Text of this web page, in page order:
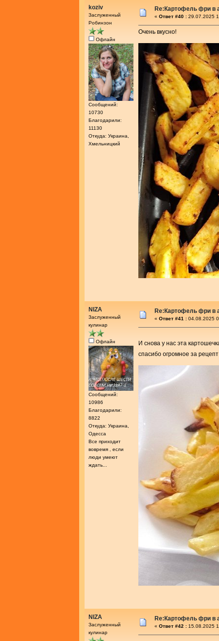
koziv
Заслуженный
Робинзон
Офлайн
Сообщений:
10730
Благодарили:
11130
Откуда: Украина,
Хмельницкий
Re:Картофель фри в
« Ответ #40 : 29.07.2025
Очень вкусно!
NIZA
Заслуженный
кулинар
Офлайн
Сообщений:
10986
Благодарили:
8822
Откуда: Украина,
Одесса
Все приходит
вовремя , если
люди умеют
ждать...
Re:Картофель фри в
« Ответ #41 : 04.08.2025
И снова у нас эта
спасибо огромное за
NIZA
Заслуженный
кулинар
Re:Картофель фри в
« Ответ #42 : 15.08.2025